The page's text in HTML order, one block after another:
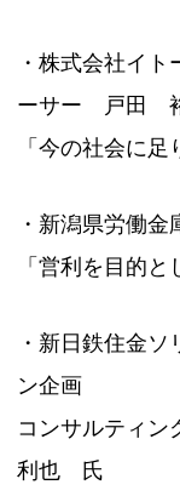
・株式会社イ
ーサー 戸田
「今の社会に足
・新潟県労働
「営利を目的
・新日鉄住金
ン企画
コンサルティ
利也 氏